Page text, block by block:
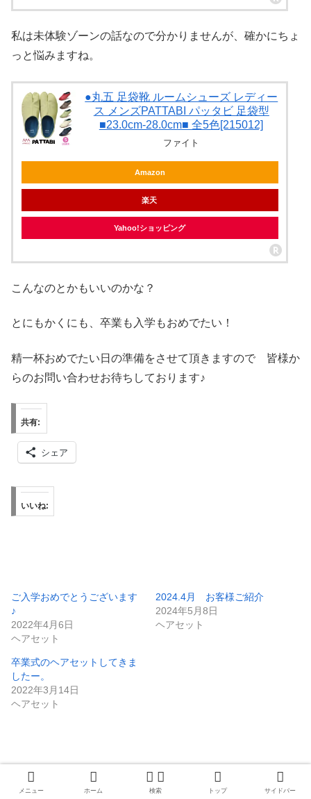
私は未体験ゾーンの話なので分かりませんが、確かにちょ
っと悩みますね。
●丸五 足袋靴 ルームシューズ レディー
ス メンズPATTABI パッタビ 足袋型
■23.0cm-28.0cm■ 全5色[215012]
ファイト
Amazon
楽天
Yahoo!ショッピング
こんなのとかもいいのかな？
とにもかくにも、卒業も入学もおめでたい！
精一杯おめでたい日の準備をさせて頂きますので 皆様か
らのお問い合わせお待ちしております♪
共有:
シェア
いいね:
ご入学おめでとうございます
♪
2022年4月6日
ヘアセット
2024.4月 お客様ご紹介
2024年5月8日
ヘアセット
卒業式のヘアセットしてきま
したー。
2022年3月14日
ヘアセット
jizouにofuse!!
ここからファンレター送れます♡
メニュー ホーム 検索 トップ サイドバー